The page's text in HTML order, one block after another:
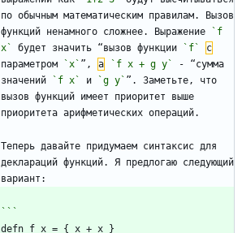
по обычным математическим правилам. Вызов
функций ненамного сложнее. Выражение
`f
x`
будет значить “вызов функции `f`
с
параметром
`x` ”, а `f x + g y`
- “сумма
значений
`f x` и `g y` ”. Заметьте, что
вызов функций имеет приоритет выше
Теперь давайте придумаем синтаксис для
деклараций функций. Я предлогаю следующий